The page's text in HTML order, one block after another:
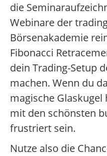
die
Webinare der
Börsenakademie
Fibonacci
dein Trading-Setup
machen. Wenn du
magische
mit den schönsten
frustriert sein.
Nutze also die